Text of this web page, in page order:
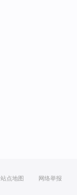
站点地图 网络举报